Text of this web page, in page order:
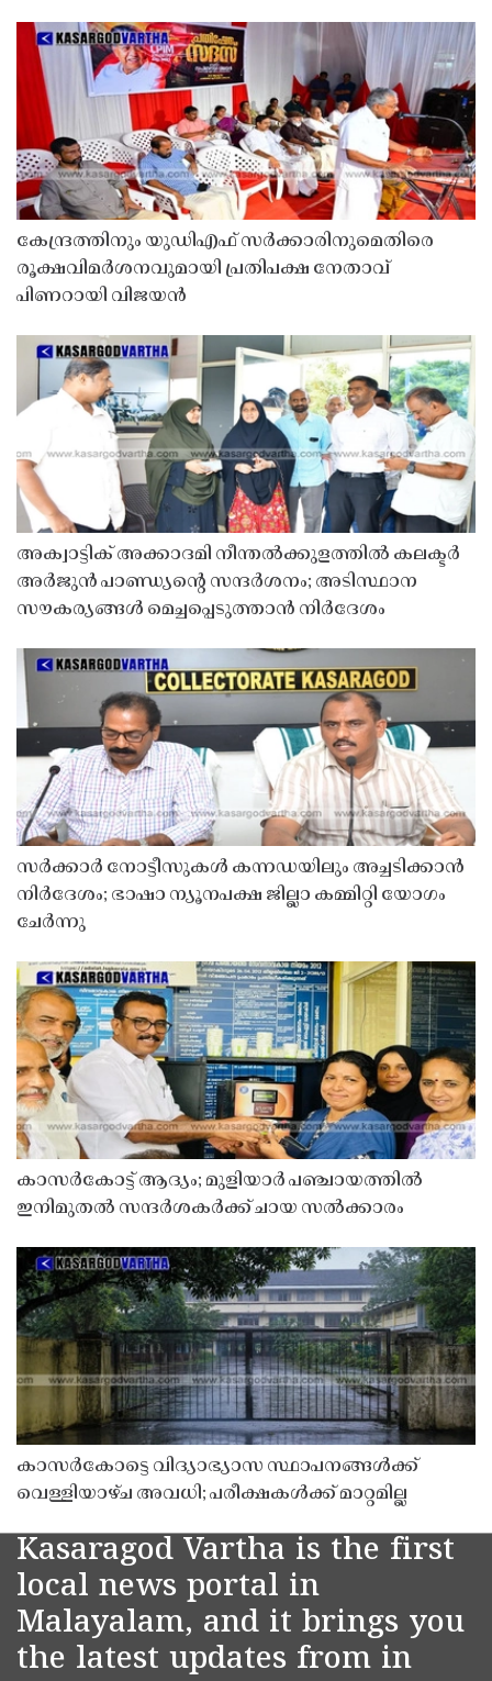
കേന്ദ്രത്തിനും യുഡിഎഫ് സർക്കാരിനുമെതിരെ
രൂക്ഷവിമർശനവുമായി പ്രതിപക്ഷ നേതാവ്
പിണറായി വിജയൻ
അക്വാട്ടിക് അക്കാദമി നീന്തൽക്കുളത്തിൽ കലക്ടർ
അർജുൻ പാണ്ഡ്യൻ്റെ സന്ദർശനം; അടിസ്ഥാന
സൗകര്യങ്ങൾ മെച്ചപ്പെടുത്താൻ നിർദേശം
സർക്കാർ നോട്ടീസുകൾ കന്നഡയിലും അച്ചടിക്കാൻ
നിർദേശം; ഭാഷാ ന്യൂനപക്ഷ ജില്ലാ കമ്മിറ്റി യോഗം
ചേർന്നു
കാസർകോട്ട് ആദ്യം; മുളിയാർ പഞ്ചായത്തിൽ
ഇനിമുതൽ സന്ദർശകർക്ക് ചായ സൽക്കാരം
കാസർകോട്ടെ വിദ്യാഭ്യാസ സ്ഥാപനങ്ങൾക്ക്
വെള്ളിയാഴ്ച അവധി; പരീക്ഷകൾക്ക് മാറ്റമില്ല
Kasaragod Vartha is the first
local news portal in
Malayalam, and it brings you
the latest updates from in